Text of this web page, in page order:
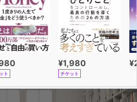
、顧客など、様々な人とかかわっ
生は
るはずです。
る機会がない「考えを伝える方法
ビジネスもプライベートも様変わ
ト
¥1,980
チケット